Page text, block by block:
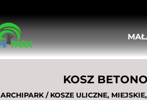
STOJAKI ROWEROWE
KOSZE ULICZNE, MIEJSKIE
DONICE MIEJSKIE
KOSZ
ARCHIPARK/ KOSZE ULICZNE,